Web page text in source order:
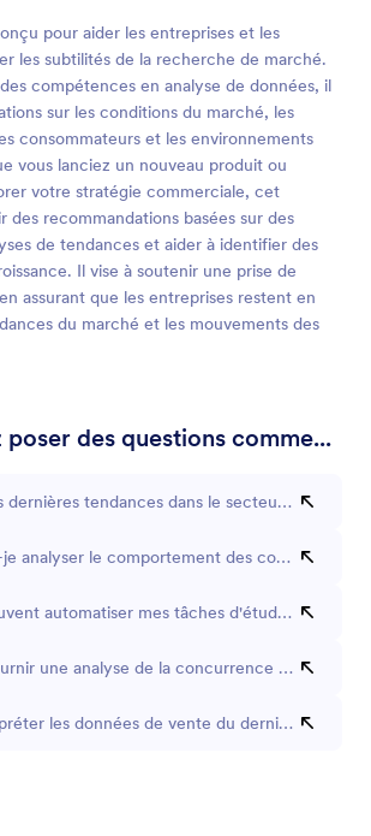
pour aider les entreprises et les
les subtilités de la recherche de marché.
compétences en analyse de données, il
sur les conditions du marché, les
consommateurs et les environnements
vous lanciez un nouveau produit ou
votre stratégie commerciale, cet
des recommandations basées sur des
de tendances et aider à identifier des
Il vise à soutenir une prise de
assurant que les entreprises restent en
du marché et les mouvements des
des questions comme...
dernières tendances dans le secteur de la tech
analyser le comportement des
automatiser mes tâches d'étude de
une analyse de la concurrence pour une
les données de vente du dernier trimestre